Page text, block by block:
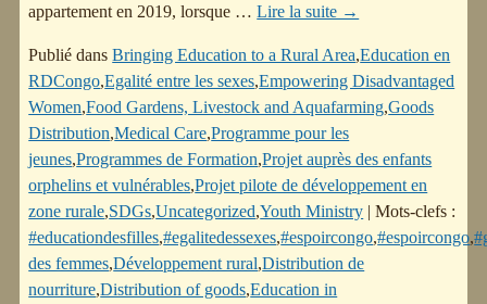
appartement en 2019, lorsque … Lire la suite →
Publié dans Bringing Education to a Rural Area,Education en
RDCongo,Egalité entre les sexes,Empowering Disadvantaged
Women,Food Gardens, Livestock and Aquafarming,Goods
Distribution,Medical Care,Programme pour les
jeunes,Programmes de Formation,Projet auprès des enfants
orphelins et vulnérables,Projet pilote de développement en
zone rurale,SDGs,Uncategorized,Youth Ministry |Mots-clefs :
#educationdesfilles,#egalitedessexes,#espoircongo,#espoircongo,
des femmes,Développement rural,Distribution de
nourriture,Distribution of goods,Education in